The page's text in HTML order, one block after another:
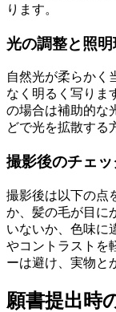
ります。
光の調整と照
自然光が柔らかく
なく明るく写りま
の場合は補助的な
どで光を拡散する
撮影後のチェ
撮影後は以下の点
か、髪の毛が目に
いないか、色味に
やコントラストを
ーは避け、実物と
願書提出時